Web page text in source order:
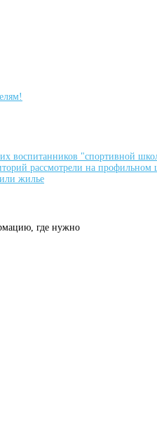
воспитанников "спортивной
рассмотрели на профильном
жилье
где нужно